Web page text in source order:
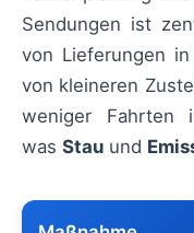
Sendungen ist
von Lieferungen
von kleineren
weniger Fahrten
was Stau und